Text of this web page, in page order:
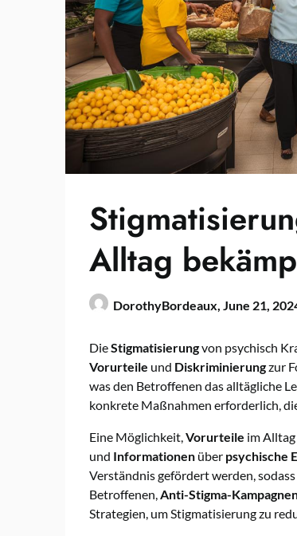
Alltag
DorothyBordeaux, June 21,
DieStigmatisierungvon psychisch
Vorurteile und Diskriminierungzur
was den Betroffenen das alltägliche
konkrete Maßnahmen erforderlich,
Eine Möglichkeit,Vorurteile im
und Informationen über psychische
Verständnis gefördert werden,
Betroffenen,Anti-Stigma-
Strategien, um Stigmatisierung zu